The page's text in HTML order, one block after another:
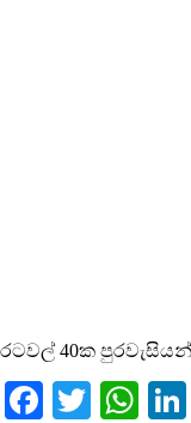
රටවල් 40ක
Facebook